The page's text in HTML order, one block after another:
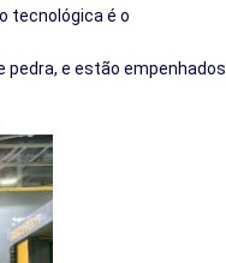
tecnológica é o
pedra, e estão empenhados